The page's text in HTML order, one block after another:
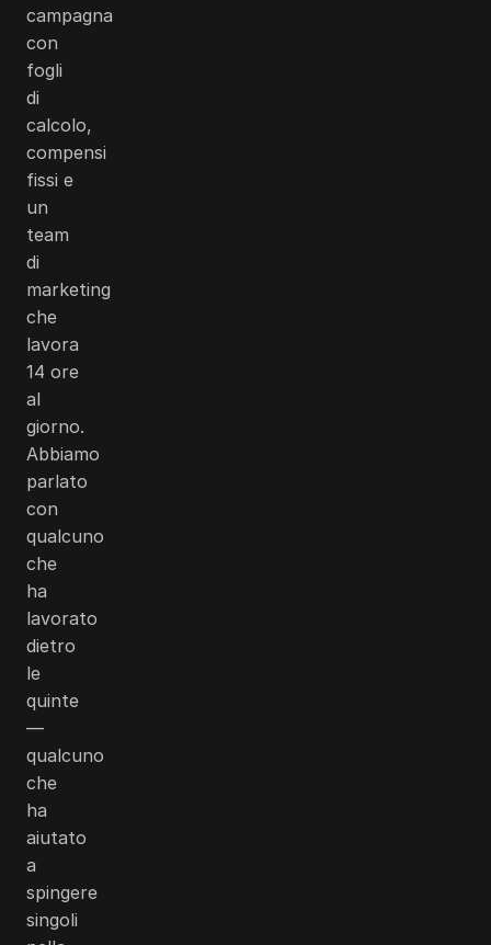
campagna
con
fogli
di
calcolo,
compensi
fissi e
un
team
di
marketing
che
lavora
14 ore
al
giorno.
Abbiamo
parlato
con
qualcuno
che
ha
lavorato
dietro
le
quinte
—
qualcuno
che
ha
aiutato
a
spingere
singoli